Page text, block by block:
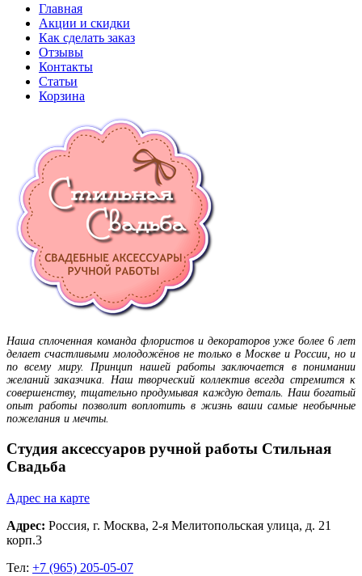
Главная
Акции и скидки
Как сделать заказ
Отзывы
Контакты
Статьи
Корзина
Наша сплоченная команда флористов и декораторов уже более 6 лет
делает счастливыми молодожёнов не только в Москве и России, но и
по всему миру. Принцип нашей работы заключается в понимании
желаний заказчика. Наш творческий коллектив всегда стремится к
совершенству, тщательно продумывая каждую деталь. Наш богатый
опыт работы позволит воплотить в жизнь ваши самые необычные
пожелания и мечты.
Студия аксессуаров ручной работы Стильная
Свадьба
Адрес на карте
Адрес: Россия, г. Москва, 2-я Мелитопольская улица, д. 21
корп.3
Тел: +7 (965) 205-05-07